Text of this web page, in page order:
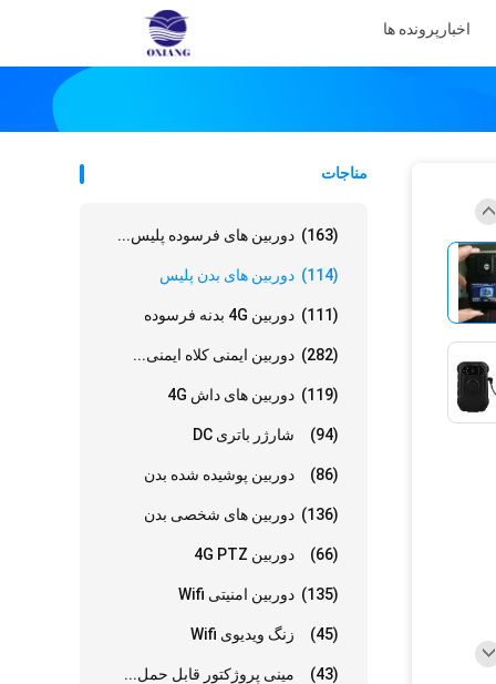
اخبار پرونده ها
مناجات
دوربین های فرسوده پلیس... (163)
دوربین های بدن پلیس (114)
دوربین 4G بدنه فرسوده (111)
دوربین ایمنی کلاه ایمنی... (282)
دوربین های داش 4G (119)
شارژر باتری DC (94)
دوربین پوشیده شده بدن (86)
دوربین های شخصی بدن (136)
دوربین 4G PTZ (66)
دوربین امنیتی Wifi (135)
زنگ ویدیوی Wifi (45)
مینی پروژکتور قابل حمل... (43)